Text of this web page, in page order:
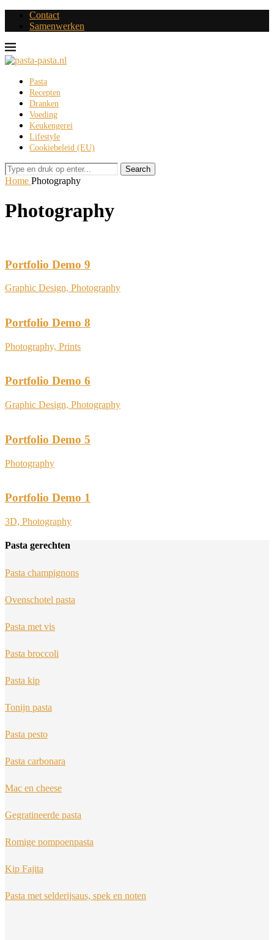
Contact
Samenwerken
Pasta
Recepten
Dranken
Voeding
Keukengerei
Lifestyle
Cookiebeleid (EU)
Search
Home Photography
Photography
Portfolio Demo 9
Graphic Design, Photography
Portfolio Demo 8
Photography, Prints
Portfolio Demo 6
Graphic Design, Photography
Portfolio Demo 5
Photography
Portfolio Demo 1
3D, Photography
Pasta gerechten
Pasta champignons
Ovenschotel pasta
Pasta met vis
Pasta broccoli
Pasta kip
Tonijn pasta
Pasta pesto
Pasta carbonara
Mac en cheese
Gegratineerde pasta
Romige pompoenpasta
Kip Fajita
Pasta met selderijsaus, spek en noten